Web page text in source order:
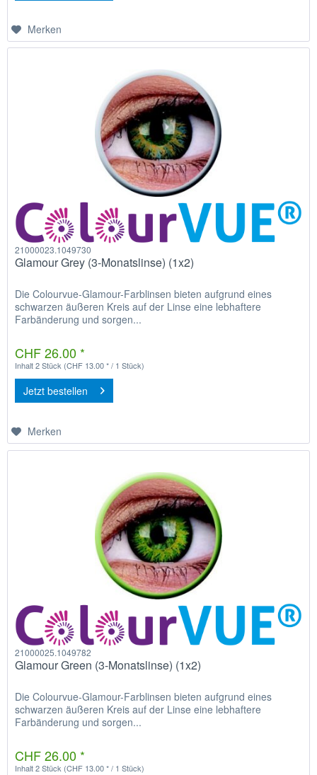
Merken
21000023.1049730
Glamour Grey (3-Monatslinse) (1x2)
Die Colourvue-Glamour-Farblinsen bieten aufgrund eines
schwarzen äußeren Kreis auf der Linse eine lebhaftere
Farbänderung und sorgen...
CHF 26.00 *
Inhalt2 Stück (CHF 13.00 * / 1 Stück)
Jetzt bestellen
Merken
21000025.1049782
Glamour Green (3-Monatslinse) (1x2)
Die Colourvue-Glamour-Farblinsen bieten aufgrund eines
schwarzen äußeren Kreis auf der Linse eine lebhaftere
Farbänderung und sorgen...
CHF 26.00 *
Inhalt2 Stück (CHF 13.00 * / 1 Stück)